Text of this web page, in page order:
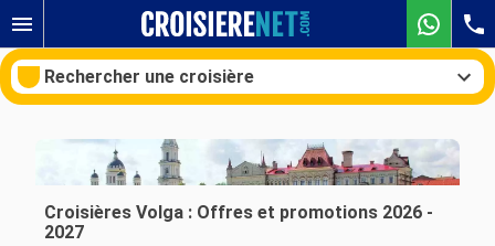
Rechercher une croisière
Croisières Volga : Offres et promotions 2026 -
2027